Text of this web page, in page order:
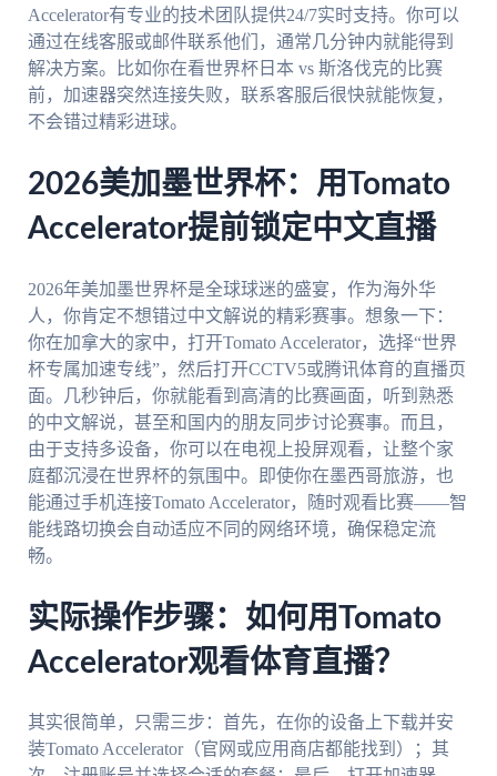
Accelerator有专业的技术团队提供24/7实时支持。你可以
通过在线客服或邮件联系他们，通常几分钟内就能得到
解决方案。比如你在看世界杯日本 vs 斯洛伐克的比赛
前，加速器突然连接失败，联系客服后很快就能恢复，
不会错过精彩进球。
2026美加墨世界杯：用Tomato
Accelerator提前锁定中文直播
2026年美加墨世界杯是全球球迷的盛宴，作为海外华
人，你肯定不想错过中文解说的精彩赛事。想象一下：
你在加拿大的家中，打开Tomato Accelerator，选择“世界
杯专属加速专线”，然后打开CCTV5或腾讯体育的直播页
面。几秒钟后，你就能看到高清的比赛画面，听到熟悉
的中文解说，甚至和国内的朋友同步讨论赛事。而且，
由于支持多设备，你可以在电视上投屏观看，让整个家
庭都沉浸在世界杯的氛围中。即使你在墨西哥旅游，也
能通过手机连接Tomato Accelerator，随时观看比赛——智
能线路切换会自动适应不同的网络环境，确保稳定流
畅。
实际操作步骤：如何用Tomato
Accelerator观看体育直播？
其实很简单，只需三步：首先，在你的设备上下载并安
装Tomato Accelerator（官网或应用商店都能找到）；其